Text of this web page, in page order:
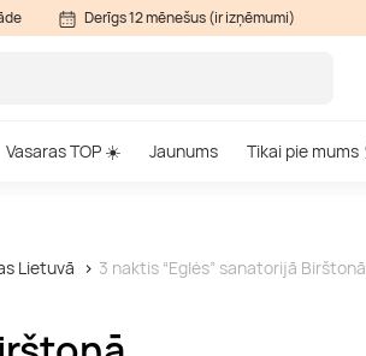
Derīgs 12 mēnešus (ir izņēmumi)
Vasaras TOP ☀️ Jaunums Tikai pie mums
Lietuvā 3 naktis “Eglės” sanatorijā Birštonā